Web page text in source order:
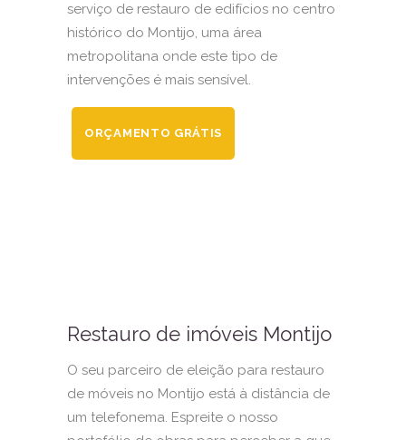
serviço de restauro de edifícios no centro
histórico do Montijo, uma área
metropolitana onde este tipo de
intervenções é mais sensível.
ORÇAMENTO GRÁTIS
Restauro de imóveis Montijo
O seu parceiro de eleição para restauro
de móveis no Montijo está à distância de
um telefonema. Espreite o nosso